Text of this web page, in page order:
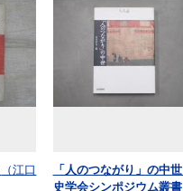
（江口
「人のつながり」の中
史学会シンポジウム叢書